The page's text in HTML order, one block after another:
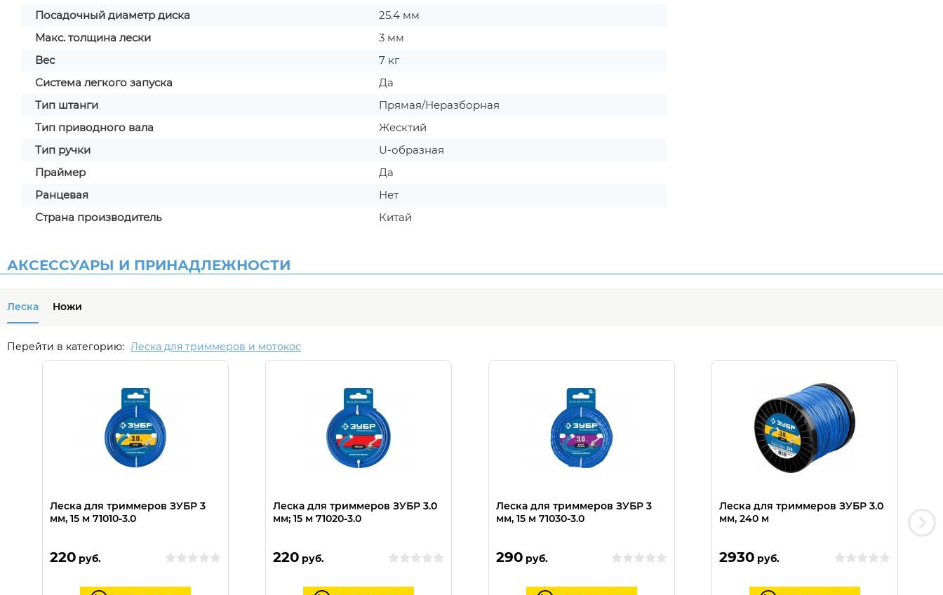
Посадочный диаметр диска
25.4 мм
Макс. толщина лески
3 мм
Вес
7 кг
Система легкого запуска
Да
Тип штанги
Прямая/Неразборная
Тип приводного вала
Жесктий
Тип ручки
U-образная
Праймер
Да
Ранцевая
Нет
Страна производитель
Китай
АКСЕССУАРЫ И ПРИНАДЛЕЖНОСТИ
Леска Ножи
Перейти в категорию: Леска для триммеров и мотокос
Леска для триммеров ЗУБР 3
мм, 15 м 71010-3.0
220 руб.
Леска для триммеров ЗУБР 3.0
мм; 15 м 71020-3.0
220 руб.
Леска для триммеров ЗУБР 3
мм, 15 м 71030-3.0
290 руб.
Леска для триммеров ЗУБР 3.0
мм, 240 м
2930 руб.